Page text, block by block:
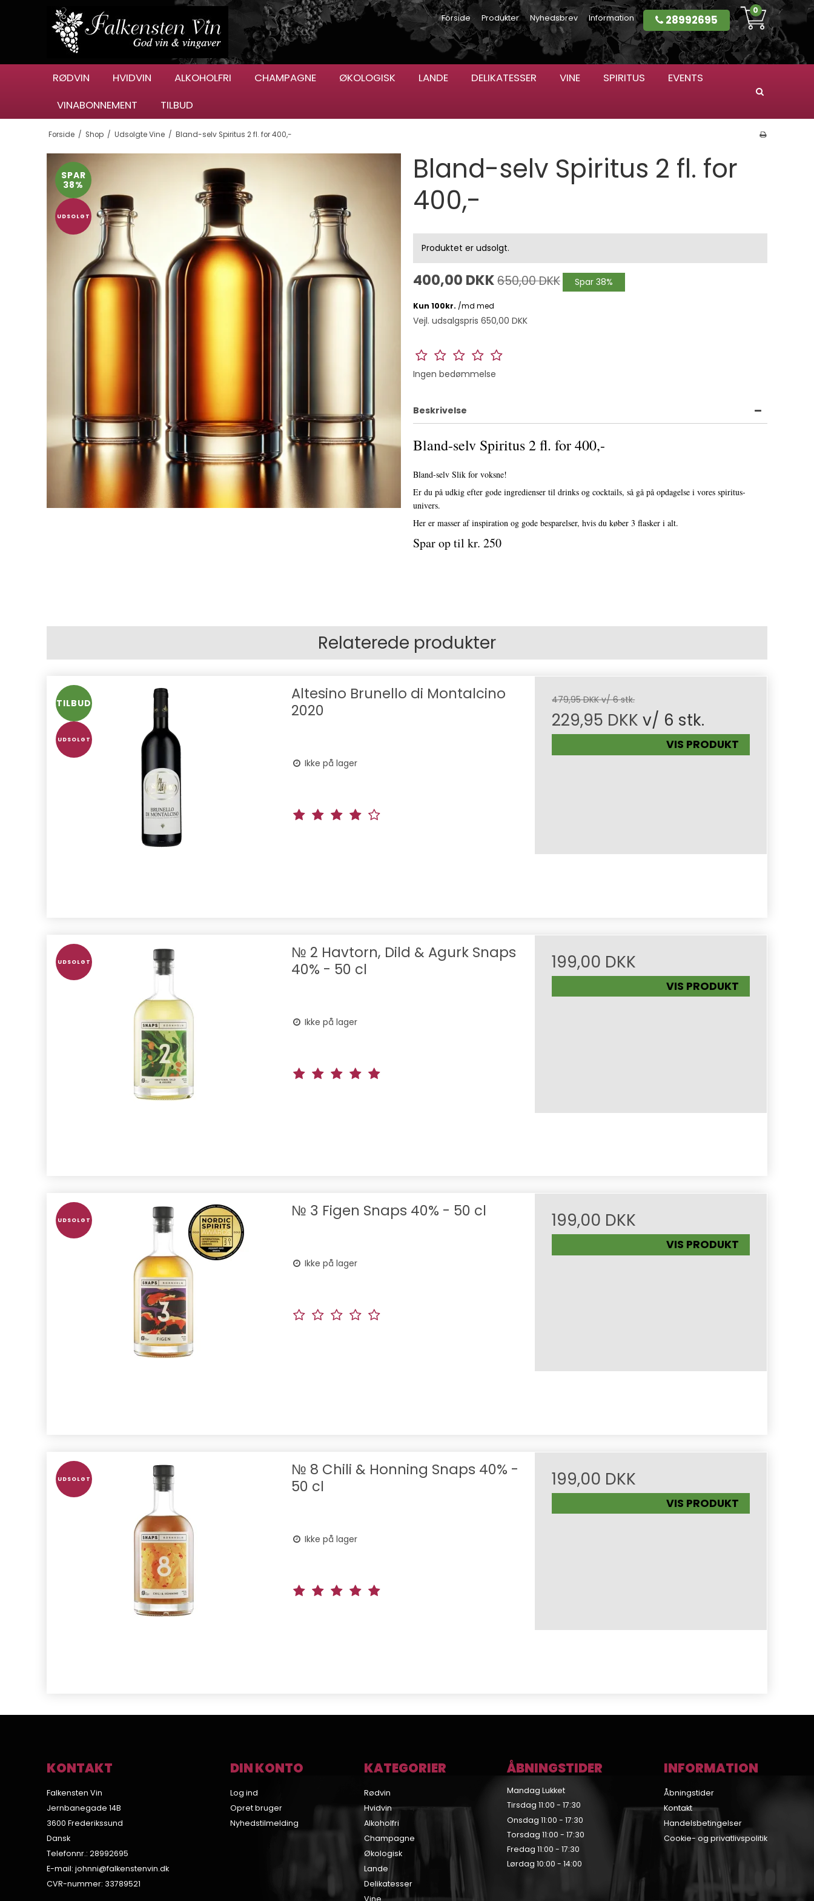
Forside Produkter Nyhedsbrev Information 28992695
0
RØDVIN HVIDVIN ALKOHOLFRI CHAMPAGNE ØKOLOGISK LANDE DELIKATESSER VINE SPIRITUS
EVENTS
VINABONNEMENT
TILBUD
Forside / Shop / Udsolgte Vine / Bland-selv Spiritus 2 fl. for 400,-
SPAR
38%
UDSOLGT
Bland-selv Spiritus 2 fl. for
400,-
Produktet er udsolgt.
400,00 DKK650,00 DKK Spar 38%
Vejl. udsalgspris 650,00 DKK
Ingen bedømmelse
Beskrivelse
Bland-selv Spiritus 2 fl. for 400,-
Bland-selv Slik for voksne!
Er du på udkig efter gode ingredienser til drinks og cocktails, så gå på opdagelse i vores spiritus-
univers.
Her er masser af inspiration og gode besparelser, hvis du køber 3 flasker i alt.
Spar op til kr. 250
Relaterede produkter
TILBUD
UDSOLGT
Altesino Brunello di Montalcino
2020
Ikke på lager
479,95 DKK v/ 6 stk.
229,95 DKK v/ 6 stk.
VIS PRODUKT
UDSOLGT
№ 2 Havtorn, Dild & Agurk Snaps
40% - 50 cl
Ikke på lager
199,00 DKK
VIS PRODUKT
UDSOLGT № 3 Figen Snaps 40% - 50 cl
Ikke på lager
199,00 DKK
VIS PRODUKT
UDSOLGT
№ 8 Chili & Honning Snaps 40% -
50 cl
Ikke på lager
199,00 DKK
VIS PRODUKT
KONTAKT
Falkensten Vin
Jernbanegade 14B
3600 Frederikssund
Dansk
Telefonnr.: 28992695
E-mail: johnni@falkenstenvin.dk
CVR-nummer: 33789521
DIN KONTO
Log ind
Opret bruger
Nyhedstilmelding
KATEGORIER
Rødvin
Hvidvin
Alkoholfri
Champagne
Økologisk
Lande
Delikatesser
Vine
ÅBNINGSTIDER
Mandag Lukket
Tirsdag 11:00 - 17:30
Onsdag 11:00 - 17:30
Torsdag 11:00 - 17:30
Fredag 11:00 - 17:30
Lørdag 10:00 - 14:00
INFORMATION
Åbningstider
Kontakt
Handelsbetingelser
Cookie- og privatlivspolitik